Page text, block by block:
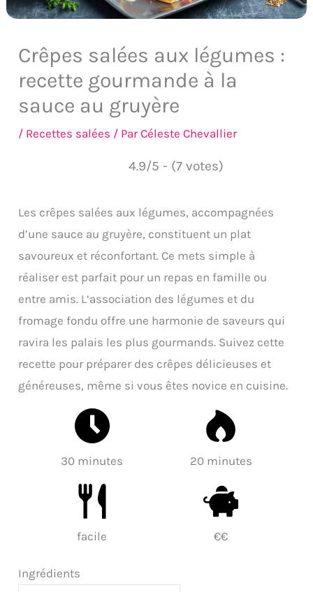
Crêpes salées aux légumes :
recette gourmande à la
sauce au gruyère
/ Recettes salées / ParCéleste Chevallier
4.9/5 - (7 votes)
Les crêpes salées aux légumes, accompagnées
d’une sauce au gruyère, constituent un plat
savoureux et réconfortant. Ce mets simple à
réaliser est parfait pour un repas en famille ou
entre amis. L’association des légumes et du
fromage fondu offre une harmonie de saveurs qui
ravira les palais les plus gourmands. Suivez cette
recette pour préparer des crêpes délicieuses et
généreuses, même si vous êtes novice en cuisine.
30 minutes 20 minutes
facile €€
Ingrédients